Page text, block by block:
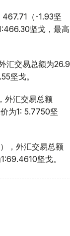
（-1.93坚
坚戈，最高
汇交易总额为26.9
坚戈。
外汇交易总额
为1: 5.7750坚
，外汇交易总额
坚戈。